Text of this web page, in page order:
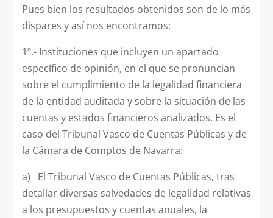
Pues bien los resultados obtenidos son de lo más
dispares y así nos encontramos:
1º.- Instituciones que incluyen un apartado
específico de opinión, en el que se pronuncian
sobre el cumplimiento de la legalidad financiera
de la entidad auditada y sobre la situación de las
cuentas y estados financieros analizados. Es el
caso del Tribunal Vasco de Cuentas Públicas y de
la Cámara de Comptos de Navarra:
a) El Tribunal Vasco de Cuentas Públicas, tras
detallar diversas salvedades de legalidad relativas
a los presupuestos y cuentas anuales, la